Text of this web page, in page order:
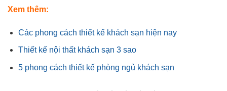
Xem thêm:
Các phong cách thiết kế khách sạn hiện nay
Thiết kế nội thất khách sạn 3 sao
5 phong cách thiết kế phòng ngủ khách sạn